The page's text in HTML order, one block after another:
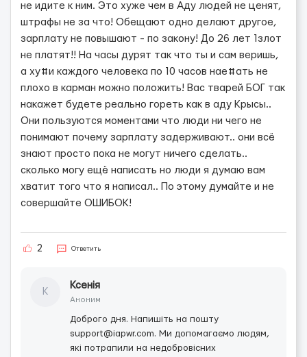
не идите к ним. Это хуже чем в Аду людей не ценят,
штрафы не за что! Обещают одно делают другое,
зарплату не повышают - по закону! До 26 лет 1злот
не платят!! На часы дурят так что ты и сам веришь,
а ху#и каждого человека по 10 часов нае#ать не
плохо в карман можно положить! Вас тварей БОГ так
накажет будете реально гореть как в аду Крысы..
Они пользуются моментами что люди ни чего не
понимают почему зарплату задерживают.. они всё
знают просто пока не могут ничего сделать..
сколько могу ещё написать но люди я думаю вам
хватит того что я написал.. По этому думайте и не
совершайте ОШИБОК!
2 Ответить
К
Ксенія
Аноним
Доброго дня. Напишіть на пошту
support@iapwr.com. Ми допомагаємо людям,
які потрапили на недобровісних